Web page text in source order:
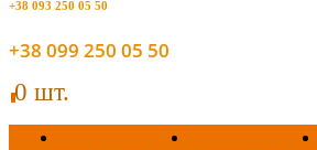
+38 093 250 05 50
+38 099 250 05 50
00 шт.